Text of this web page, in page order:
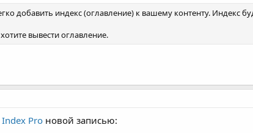
добавить индекс (оглавление) к вашему контенту. Индекс
вывести оглавление.
Pro новой записью: